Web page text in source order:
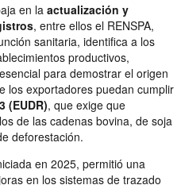
en la actualización y
, entre ellos el RENSPA,
sanitaria, identifica a los
productivos,
para demostrar el origen
los exportadores puedan cumplir
(EUDR), que exige que
de las cadenas bovina, de soja
deforestación.
en 2025, permitió una
en los sistemas de trazado